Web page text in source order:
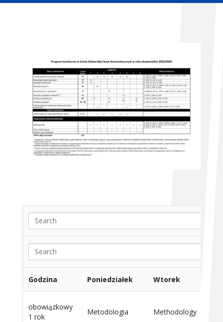
Godzina Poniedziałek Wtorek
obowiązkowy
1 rok
Metodologia Methodology